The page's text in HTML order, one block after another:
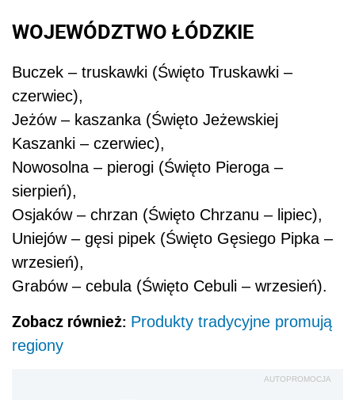
WOJEWÓDZTWO ŁÓDZKIE
Buczek – truskawki (Święto Truskawki –
czerwiec),
Jeżów – kaszanka (Święto Jeżewskiej
Kaszanki – czerwiec),
Nowosolna – pierogi (Święto Pieroga –
sierpień),
Osjaków – chrzan (Święto Chrzanu – lipiec),
Uniejów – gęsi pipek (Święto Gęsiego Pipka –
wrzesień),
Grabów – cebula (Święto Cebuli – wrzesień).
Zobacz również: Produkty tradycyjne promują
regiony
AUTOPROMOCJA